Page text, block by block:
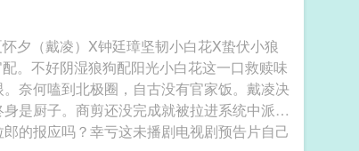
夕（戴凌）X钟廷璋坚韧小白花X蛰伏小狼
。不好阴湿狼狗配阳光小白花这一口救赎味
奈何嗑到北极圈，自古没有官家饭。戴凌决
是厨子。商剪还没完成就被拉进系统中派发
的报应吗？幸亏这未播剧电视剧预告片自己